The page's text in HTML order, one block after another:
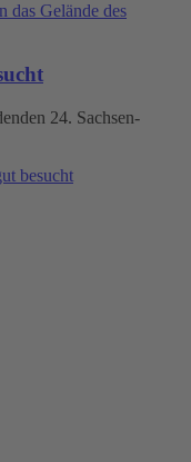
das Gelände des
24. Sachsen-
besucht